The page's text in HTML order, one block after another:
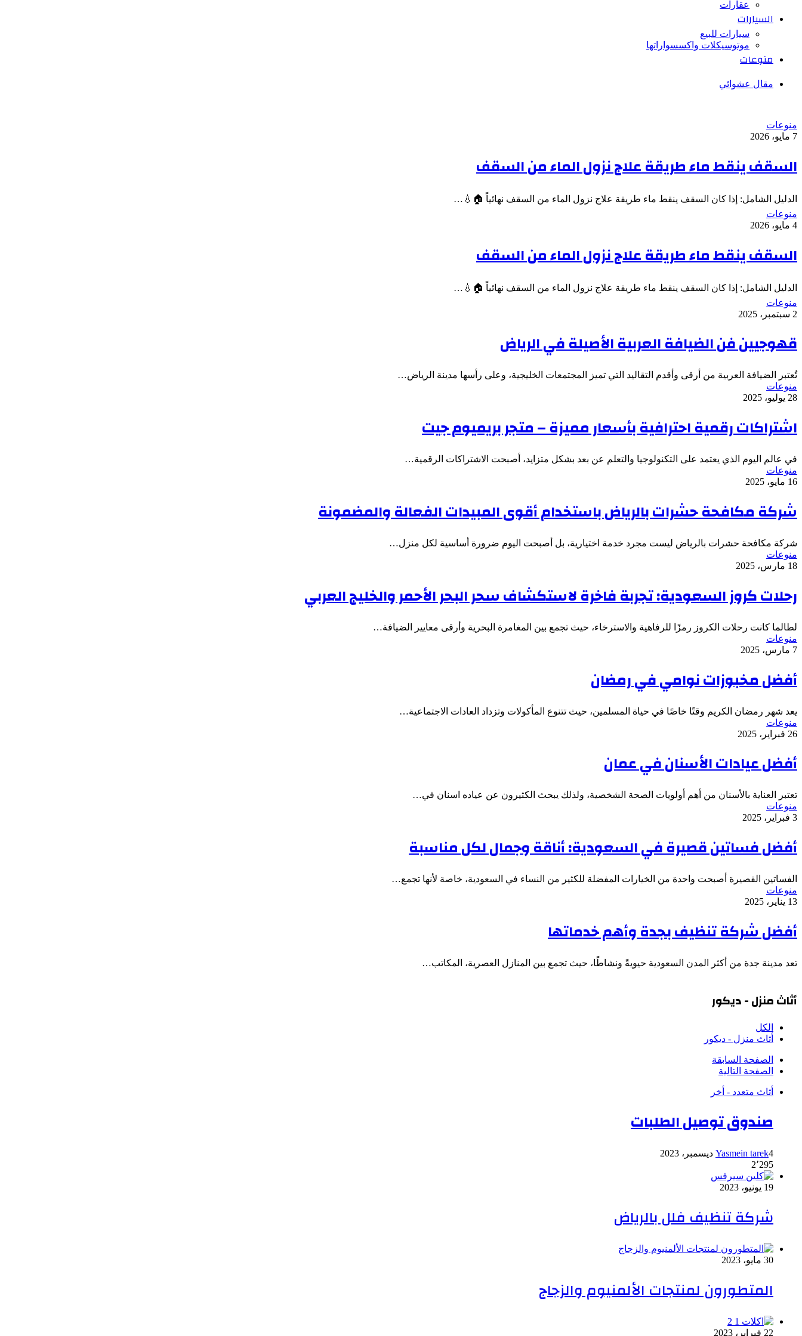
عقارات
السيارات
سيارات للبيع
موتوسيكلات واكسسواراتها
منوعات
مقال عشوائي
منوعات
7 مايو، 2026
السقف ينقط ماء طريقة علاج نزول الماء من السقف
الدليل الشامل: إذا كان السقف ينقط ماء طريقة علاج نزول الماء من السقف نهائياً 🏠💧…
منوعات
4 مايو، 2026
السقف ينقط ماء طريقة علاج نزول الماء من السقف
الدليل الشامل: إذا كان السقف ينقط ماء طريقة علاج نزول الماء من السقف نهائياً 🏠💧…
منوعات
2 سبتمبر، 2025
قهوجيين فن الضيافة العربية الأصيلة في الرياض
تُعتبر الضيافة العربية من أرقى وأقدم التقاليد التي تميز المجتمعات الخليجية، وعلى رأسها مدينة الرياض…
منوعات
28 يوليو، 2025
اشتراكات رقمية احترافية بأسعار مميزة – متجر بريميوم جيت
في عالم اليوم الذي يعتمد على التكنولوجيا والتعلم عن بعد بشكل متزايد، أصبحت الاشتراكات الرقمية…
منوعات
16 مايو، 2025
شركة مكافحة حشرات بالرياض باستخدام أقوى المبيدات الفعالة والمضمونة
شركة مكافحة حشرات بالرياض ليست مجرد خدمة اختيارية، بل أصبحت اليوم ضرورة أساسية لكل منزل…
منوعات
18 مارس، 2025
رحلات كروز السعودية: تجربة فاخرة لاستكشاف سحر البحر الأحمر والخليج العربي
لطالما كانت رحلات الكروز رمزًا للرفاهية والاسترخاء، حيث تجمع بين المغامرة البحرية وأرقى معايير الضيافة…
منوعات
7 مارس، 2025
أفضل مخبوزات نوامي في رمضان
يعد شهر رمضان الكريم وقتًا خاصًا في حياة المسلمين، حيث تتنوع المأكولات وتزداد العادات الاجتماعية…
منوعات
26 فبراير، 2025
أفضل عيادات الأسنان في عمان
تعتبر العناية بالأسنان من أهم أولويات الصحة الشخصية، ولذلك يبحث الكثيرون عن عياده اسنان في…
منوعات
3 فبراير، 2025
أفضل فساتين قصيرة في السعودية: أناقة وجمال لكل مناسبة
الفساتين القصيرة أصبحت واحدة من الخيارات المفضلة للكثير من النساء في السعودية، خاصة لأنها تجمع…
منوعات
13 يناير، 2025
أفضل شركة تنظيف بجدة وأهم خدماتها
تعد مدينة جدة من أكثر المدن السعودية حيويةً ونشاطًا، حيث تجمع بين المنازل العصرية، المكاتب…
أثاث منزل - ديكور
الكل
أثاث منزل - ديكور
الصفحة السابقة
الصفحة التالية
أثاث متعدد - أخر
صندوق توصيل الطلبات
Yasmein tarek4 ديسمبر، 2023
2٬295
19 يونيو، 2023
شركة تنظيف فلل بالرياض
30 مايو، 2023
المتطورون لمنتجات الألمنيوم والزجاج
22 فبراير، 2023